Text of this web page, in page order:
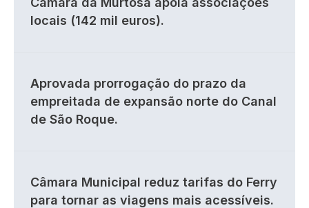
locais (142 mil euros).
Aprovada prorrogação do prazo da
empreitada de expansão norte do Canal
de São Roque.
Câmara Municipal reduz tarifas do Ferry
para tornar as viagens mais acessíveis.